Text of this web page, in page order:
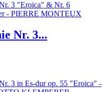
Nr. 3...